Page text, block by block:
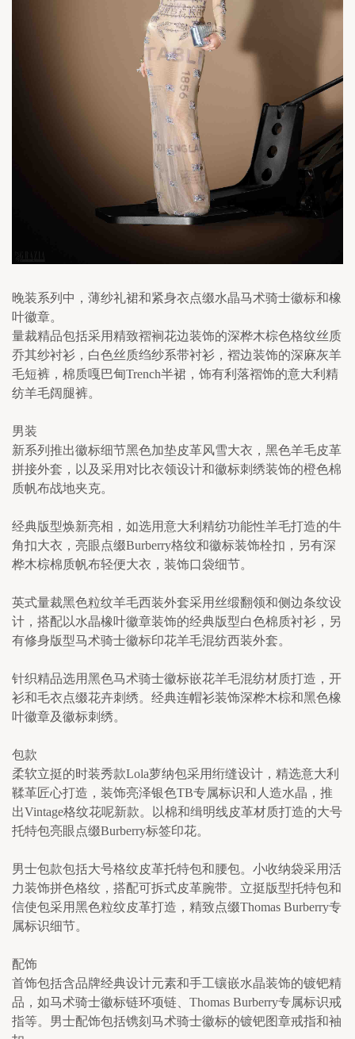
晚装系列中，薄纱礼裙和紧身衣点缀水晶马术骑士徽标和橡
叶徽章。
量裁精品包括采用精致褶裥花边装饰的深桦木棕色格纹丝质
乔其纱衬衫，白色丝质绉纱系带衬衫，褶边装饰的深麻灰羊
毛短裤，棉质嘎巴甸Trench半裙，饰有利落褶饰的意大利精
纺羊毛阔腿裤。
男装
新系列推出徽标细节黑色加垫皮革风雪大衣，黑色羊毛皮革
拼接外套，以及采用对比衣领设计和徽标刺绣装饰的橙色棉
质帆布战地夹克。
经典版型焕新亮相，如选用意大利精纺功能性羊毛打造的牛
角扣大衣，亮眼点缀Burberry格纹和徽标装饰栓扣，另有深
桦木棕棉质帆布轻便大衣，装饰口袋细节。
英式量裁黑色粒纹羊毛西装外套采用丝缎翻领和侧边条纹设
计，搭配以水晶橡叶徽章装饰的经典版型白色棉质衬衫，另
有修身版型马术骑士徽标印花羊毛混纺西装外套。
针织精品选用黑色马术骑士徽标嵌花羊毛混纺材质打造，开
衫和毛衣点缀花卉刺绣。经典连帽衫装饰深桦木棕和黑色橡
叶徽章及徽标刺绣。
包款
柔软立挺的时装秀款Lola萝纳包采用绗缝设计，精选意大利
鞣革匠心打造，装饰亮泽银色TB专属标识和人造水晶，推
出Vintage格纹花呢新款。以棉和缉明线皮革材质打造的大号
托特包亮眼点缀Burberry标签印花。
男士包款包括大号格纹皮革托特包和腰包。小收纳袋采用活
力装饰拼色格纹，搭配可拆式皮革腕带。立挺版型托特包和
信使包采用黑色粒纹皮革打造，精致点缀Thomas Burberry专
属标识细节。
配饰
首饰包括含品牌经典设计元素和手工镶嵌水晶装饰的镀钯精
品，如马术骑士徽标链环项链、Thomas Burberry专属标识戒
指等。男士配饰包括镌刻马术骑士徽标的镀钯图章戒指和袖